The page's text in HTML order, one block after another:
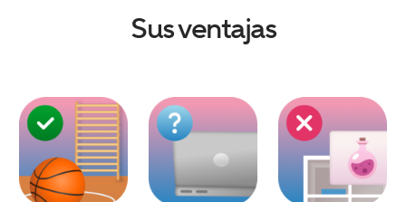
Sus ventajas